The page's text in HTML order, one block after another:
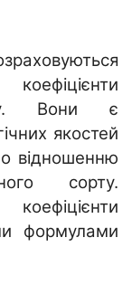
Вони є
якостей
відношенню
сорту.
формулами